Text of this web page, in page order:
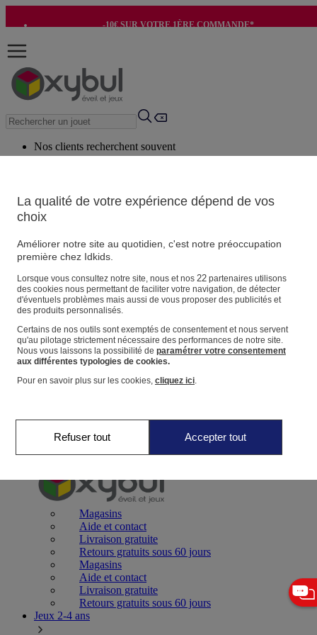
-10€ SUR VOTRE 1ÈRE COMMANDE*
Nos clients recherchent souvent
Conseils suggérés
Produits suggérés
Vos informations personnelles
Suivre une commande
Magasin
Panier
Favoris
Jeux 0-2 ans
Magasins
Aide et contact
Livraison gratuite
Retours gratuits sous 60 jours
Magasins
Aide et contact
Livraison gratuite
Retours gratuits sous 60 jours
Jeux 2-4 ans
La qualité de votre expérience dépend de vos
choix
Améliorer notre site au quotidien, c'est notre préoccupation
première chez Idkids.
Lorsque vous consultez notre site, nous et nos 22partenaires utilisons
des cookies nous permettant de faciliter votre navigation, de détecter
d'éventuels problèmes mais aussi de vous proposer des publicités et
des produits personnalisés.
Certains de nos outils sont exemptés de consentement et nous servent
qu'au pilotage strictement nécessaire des performances de notre site.
Nous vous laissons la possibilité de paramétrer votre consentement
aux différentes typologies de cookies.
Pour en savoir plus sur les cookies, cliquez ici.
Refuser tout Accepter tout